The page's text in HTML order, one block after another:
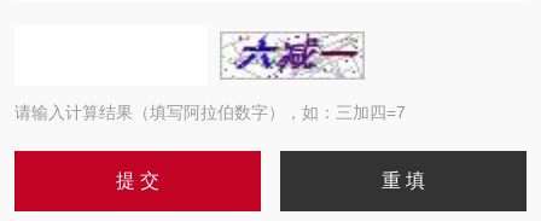
请输入计算结果（填写阿拉伯数字），如：三加四=7